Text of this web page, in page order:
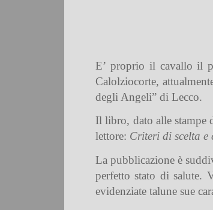
E’ proprio il cavallo il
Calolziocorte,
degli Angeli” di Lecco.
Il libro, dato alle stampe
lettore: Criteri di scelta
La pubblicazione è
perfetto stato di salute.
evidenziate talune sue